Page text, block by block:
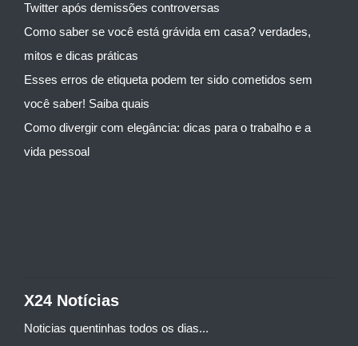
Twitter após demissões controversas
Como saber se você está grávida em casa? verdades,
mitos e dicas práticas
Esses erros de etiqueta podem ter sido cometidos sem
você saber! Saiba quais
Como divergir com elegância: dicas para o trabalho e a
vida pessoal
X24 Notícias
Noticias quentinhas todos os dias...